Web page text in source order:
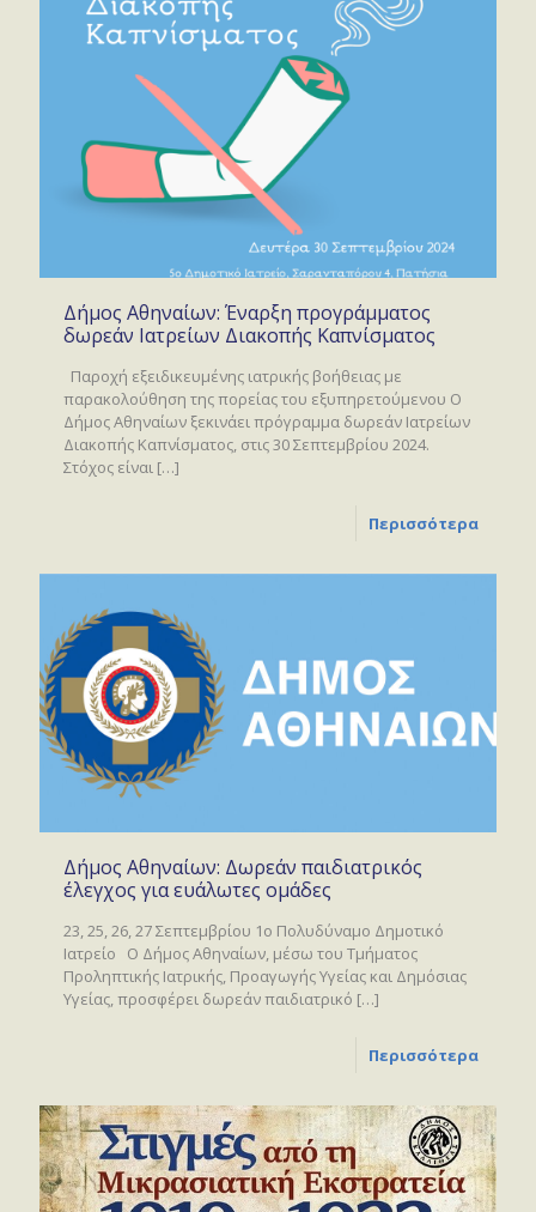
Δήμος Αθηναίων: Έναρξη προγράμματος
δωρεάν Ιατρείων Διακοπής Καπνίσματος
Παροχή εξειδικευμένης ιατρικής βοήθειας με
παρακολούθηση της πορείας του εξυπηρετούμενου Ο
Δήμος Αθηναίων ξεκινάει πρόγραμμα δωρεάν Ιατρείων
Διακοπής Καπνίσματος, στις 30 Σεπτεμβρίου 2024.
Στόχος είναι […]
Περισσότερα
Δήμος Αθηναίων: Δωρεάν παιδιατρικός
έλεγχος για ευάλωτες ομάδες
23, 25, 26, 27 Σεπτεμβρίου 1ο Πολυδύναμο Δημοτικό
Ιατρείο Ο Δήμος Αθηναίων, μέσω του Τμήματος
Προληπτικής Ιατρικής, Προαγωγής Υγείας και Δημόσιας
Υγείας, προσφέρει δωρεάν παιδιατρικό […]
Περισσότερα